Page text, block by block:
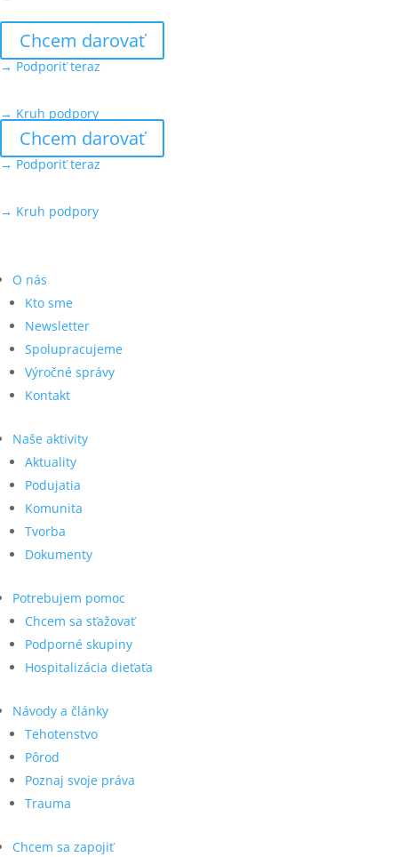
Chcem darovať
→ Podporiť teraz
→ Kruh podpory
Chcem darovať
→ Podporiť teraz
→ Kruh podpory
O nás
Kto sme
Newsletter
Spolupracujeme
Výročné správy
Kontakt
Naše aktivity
Aktuality
Podujatia
Komunita
Tvorba
Dokumenty
Potrebujem pomoc
Chcem sa sťažovať
Podporné skupiny
Hospitalizácia dieťaťa
Návody a články
Tehotenstvo
Pôrod
Poznaj svoje práva
Trauma
Chcem sa zapojiť